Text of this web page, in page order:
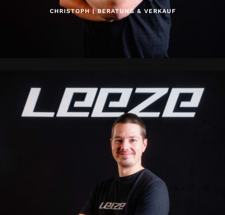
CHRISTOPH | BERATUNG & VERKAUF